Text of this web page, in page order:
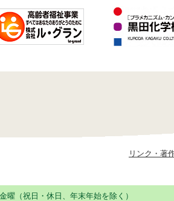
リンク・著
曜（祝日・休日、年末年始を除く）